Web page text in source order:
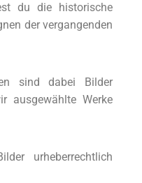
du die historische
der vergangenden
sind dabei Bilder
ausgewählte Werke
urheberrechtlich